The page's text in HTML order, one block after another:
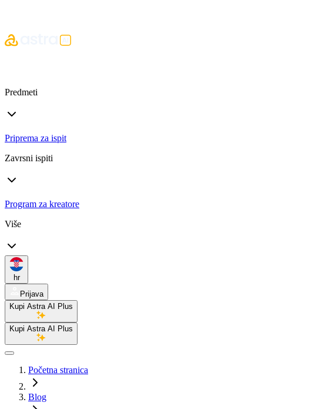
Predmeti
Priprema za ispit
Zavrsni ispiti
Program za kreatore
Više
hr
Prijava
Kupi Astra AI Plus
Kupi Astra AI Plus
Početna stranica
Blog